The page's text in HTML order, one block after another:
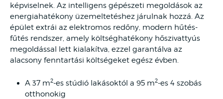
képviselnek. Az intelligens gépészeti megoldások az
energiahatékony üzemeltetéshez járulnak hozzá. Az
épület extrái az elektromos redőny, modern hűtés-
fűtés rendszer, amely költséghatékony hőszivattyús
megoldással lett kialakítva, ezzel garantálva az
alacsony fenntartási költségeket egész évben.
A 37 m2-es stúdió lakásoktól a 95 m2-es 4 szobás
otthonokig